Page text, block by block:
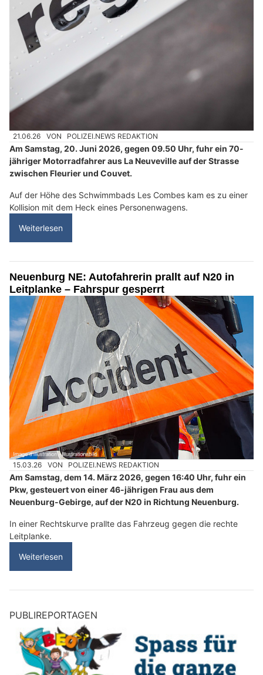
21.06.26 VON POLIZEI.NEWS REDAKTION
Am Samstag, 20. Juni 2026, gegen 09.50 Uhr, fuhr ein 70-
jähriger Motorradfahrer aus La Neuveville auf der Strasse
zwischen Fleurier und Couvet.
Auf der Höhe des Schwimmbads Les Combes kam es zu einer
Kollision mit dem Heck eines Personenwagens.
Weiterlesen
Neuenburg NE: Autofahrerin prallt auf N20 in
Leitplanke – Fahrspur gesperrt
15.03.26 VON POLIZEI.NEWS REDAKTION
Am Samstag, dem 14. März 2026, gegen 16:40 Uhr, fuhr ein
Pkw, gesteuert von einer 46-jährigen Frau aus dem
Neuenburg-Gebirge, auf der N20 in Richtung Neuenburg.
In einer Rechtskurve prallte das Fahrzeug gegen die rechte
Leitplanke.
Weiterlesen
PUBLIREPORTAGEN